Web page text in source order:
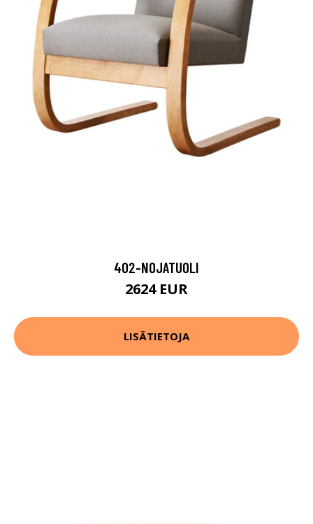
402-NOJATUOLI
2624 EUR
LISÄTIETOJA